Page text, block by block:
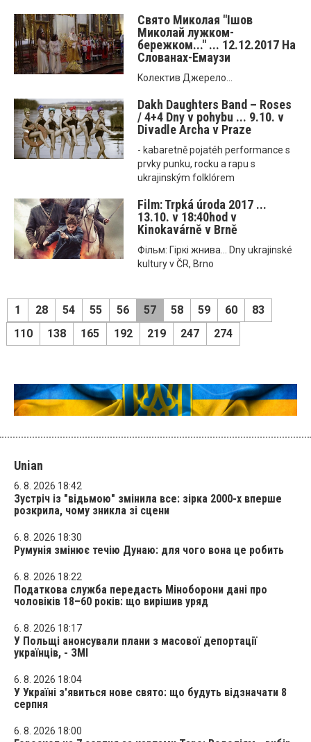
Свято Миколая "Ішов
Миколай лужком-
бережком..." ... 12.12.2017 На
Слованах-Емаузи
Kолектив Джерело...
Dakh Daughters Band – Roses
/ 4+4 Dny v pohybu ... 9.10. v
Divadle Archa v Praze
- kabaretně pojatéh performance s
prvky punku, rocku a rapu s
ukrajinským folklórem
Film: Trpká úroda 2017 ...
13.10. v 18:40hod v
Kinokavárně v Brně
Фільм: Гіркі жнива... Dny ukrajinské
kultury v ČR, Brno
1 28 54 55 56 57 58 59 60
83
110
138 165 192 219 247 274
Unian
6. 8. 2026 18:42
Зустріч із "відьмою" змінила все: зірка 2000-х вперше
розкрила, чому зникла зі сцени
6. 8. 2026 18:30
Румунія змінює течію Дунаю: для чого вона це робить
6. 8. 2026 18:22
Податкова служба передасть Міноборони дані про
чоловіків 18–60 років: що вирішив уряд
6. 8. 2026 18:17
У Польщі анонсували плани з масової депортації
українців, - ЗМІ
6. 8. 2026 18:04
У Україні з'явиться нове свято: що будуть відзначати 8
серпня
6. 8. 2026 18:00